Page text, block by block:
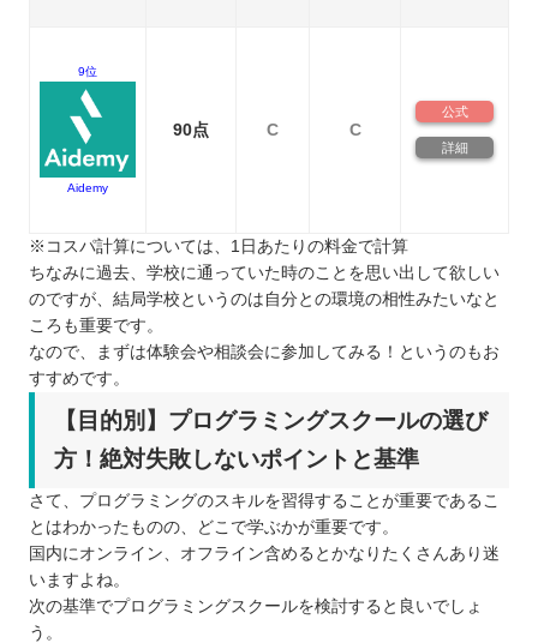
9位
Aidemy
90点 C C
公式
詳細
※コスパ計算については、1日あたりの料金で計算
ちなみに過去、学校に通っていた時のことを思い出して欲しい
のですが、結局学校というのは自分との環境の相性みたいなと
ころも重要です。
なので、まずは体験会や相談会に参加してみる！というのもお
すすめです。
【目的別】プログラミングスクールの選び
方！絶対失敗しないポイントと基準
さて、プログラミングのスキルを習得することが重要であるこ
とはわかったものの、どこで学ぶかが重要です。
国内にオンライン、オフライン含めるとかなりたくさんあり迷
いますよね。
次の基準でプログラミングスクールを検討すると良いでしょ
う。